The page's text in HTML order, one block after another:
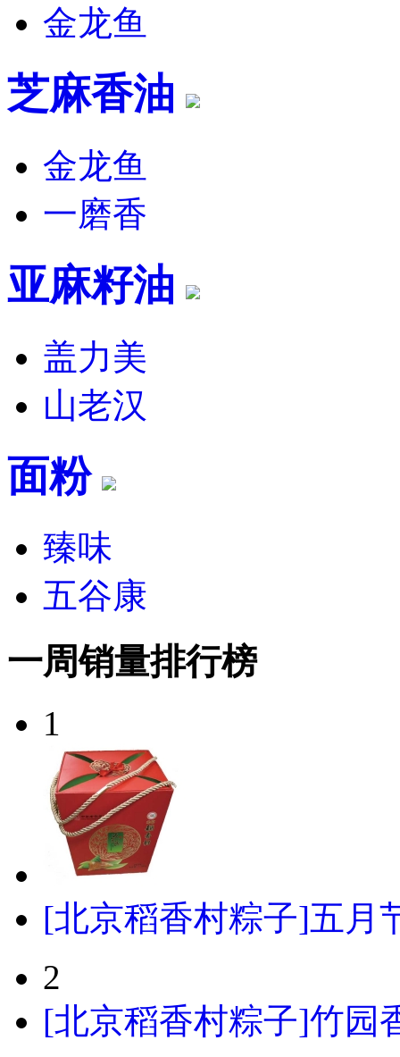
金龙鱼
芝麻香油
金龙鱼
一磨香
亚麻籽油
盖力美
山老汉
面粉
臻味
五谷康
一周销量排行榜
1
[北京稻香村粽子]五月
2
[北京稻香村粽子]竹园